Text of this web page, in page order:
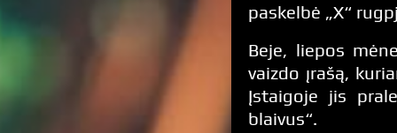
paskelbė „X“
Beje, liepos
vaizdo įrašą,
Įstaigoje jis
blaivus“.